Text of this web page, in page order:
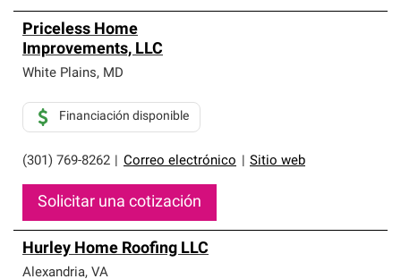
Priceless Home
Improvements, LLC
White Plains, MD
(301) 769-8262 Correo electrónico Sitio web
Financiación disponible
Solicitar una cotización
Hurley Home Roofing LLC
Alexandria, VA